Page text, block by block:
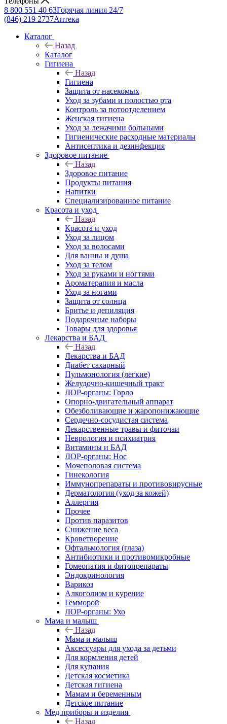
8 800 551 40 63Горячая линия 24/7
(846) 219 2737Аптека
Каталог
Назад
Каталог
Гигиена
Назад
Гигиена
Защита от насекомых
Уход за зубами и полостью рта
Контроль за потоотделением
Женская гигиена
Уход за лежачими больными
Гигиенические расходные материалы
Антисептика и дезинфекция
Здоровое питание
Назад
Здоровое питание
Продукты питания
Напитки
Специализированное питание
Красота и уход
Назад
Красота и уход
Уход за лицом
Уход за волосами
Для ванны и душа
Уход за телом
Уход за руками и ногтями
Ароматерапия и масла
Уход за ногами
Защита от солнца
Бритье и депиляция
Подарочные наборы
Товары для здоровья
Лекарства и БАД
Назад
Лекарства и БАД
Диабет сахарный
Пульмонология (легкие)
Желудочно-кишечный тракт
ЛОР-органы: Горло
Опорно-двигательный аппарат
Обезболивающие и жаропонижающие
Сердечно-сосудистая система
Лекарственные травы и фиточаи
Неврология и психиатрия
Витамины и БАД
ЛОР-органы: Нос
Мочеполовая система
Гинекология
Иммунопрепараты и противовирусные
Дерматология (уход за кожей)
Аллергия
Прочее
Против паразитов
Снижение веса
Кроветворение
Офтальмология (глаза)
Антибиотики и противомикробные
Гомеопатия и фитопрепараты
Эндокринология
Варикоз
Алкоголизм и курение
Гемморой
ЛОР-органы: Ухо
Мама и малыш
Назад
Мама и малыш
Аксессуары для ухода за детьми
Для кормления детей
Для купания
Детская косметика
Детская гигиена
Мамам и беременным
Детское питание
Мед приборы и изделия
Назад